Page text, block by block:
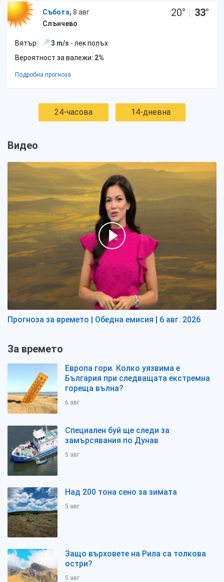
Събота, 8 авг
Слънчево
20° | 33°
Вятър: 3 m/s - лек полъх
Вероятност за валежи: 2%
Подробна прогноза
24-часова 14-дневна
Видео
Прогноза за времето | Обедна емисия | 6 авг. 2026
За времето
Европа гори. Колко уязвима е
България при следващата екстремна
гореща вълна?
6 авг
Специален буй ще следи за
замърсявания по Дунав
5 авг
Над 200 тона сено за зимата
5 авг
Защо върховете на Рила са толкова
остри?
5 авг